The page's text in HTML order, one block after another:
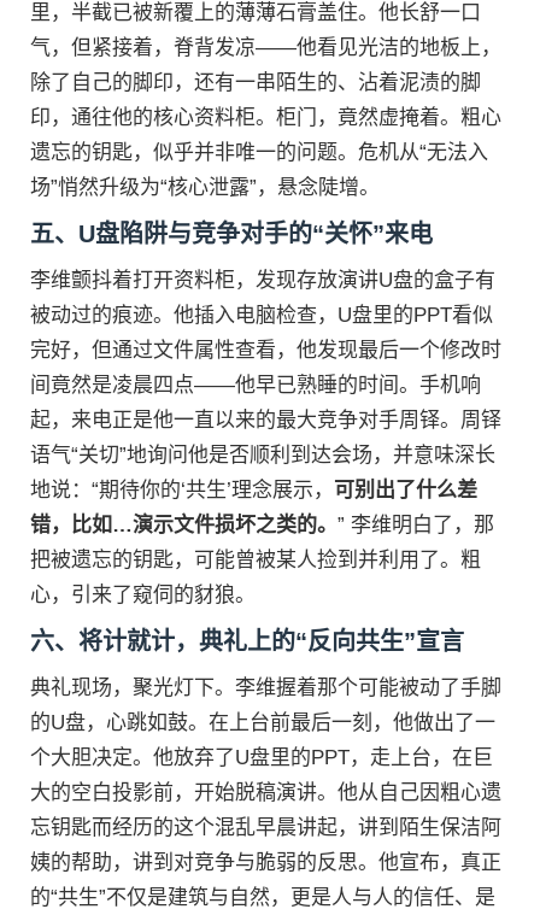
里，半截已被新覆上的薄薄石膏盖住。他长舒一口
气，但紧接着，脊背发凉——他看见光洁的地板上，
除了自己的脚印，还有一串陌生的、沾着泥渍的脚
印，通往他的核心资料柜。柜门，竟然虚掩着。粗心
遗忘的钥匙，似乎并非唯一的问题。危机从“无法入
场”悄然升级为“核心泄露”，悬念陡增。
五、U盘陷阱与竞争对手的“关怀”来电
李维颤抖着打开资料柜，发现存放演讲U盘的盒子有
被动过的痕迹。他插入电脑检查，U盘里的PPT看似
完好，但通过文件属性查看，他发现最后一个修改时
间竟然是凌晨四点——他早已熟睡的时间。手机响
起，来电正是他一直以来的最大竞争对手周铎。周铎
语气“关切”地询问他是否顺利到达会场，并意味深长
地说：“期待你的‘共生’理念展示， 可别出了什么差
错，比如…演示文件损坏之类的。 ” 李维明白了，那
把被遗忘的钥匙，可能曾被某人捡到并利用了。粗
心，引来了窥伺的豺狼。
六、将计就计，典礼上的“反向共生”宣言
典礼现场，聚光灯下。李维握着那个可能被动了手脚
的U盘，心跳如鼓。在上台前最后一刻，他做出了一
个大胆决定。他放弃了U盘里的PPT，走上台，在巨
大的空白投影前，开始脱稿演讲。他从自己因粗心遗
忘钥匙而经历的这个混乱早晨讲起，讲到陌生保洁阿
姨的帮助，讲到对竞争与脆弱的反思。他宣布，真正
的“共生”不仅是建筑与自然，更是人与人的信任、是